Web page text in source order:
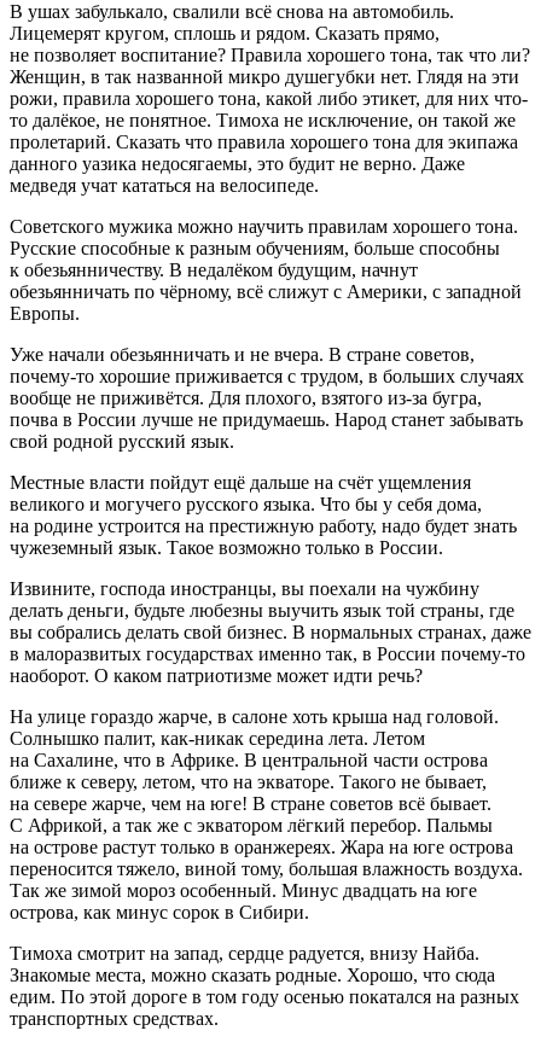
В ушах забулькало, свалили всё снова на автомобиль.
Лицемерят кругом, сплошь и рядом. Сказать прямо,
не позволяет воспитание? Правила хорошего тона, так что ли?
Женщин, в так названной микро душегубки нет. Глядя на эти
рожи, правила хорошего тона, какой либо этикет, для них что-
то далёкое, не понятное. Тимоха не исключение, он такой же
пролетарий. Сказать что правила хорошего тона для экипажа
данного уазика недосягаемы, это будит не верно. Даже
медведя учат кататься на велосипеде.
Советского мужика можно научить правилам хорошего тона.
Русские способные к разным обучениям, больше способны
к обезьянничеству. В недалёком будущим, начнут
обезьянничать по чёрному, всё слижут с Америки, с западной
Европы.
Уже начали обезьянничать и не вчера. В стране советов,
почему-то хорошие приживается с трудом, в больших случаях
вообще не приживётся. Для плохого, взятого из-за бугра,
почва в России лучше не придумаешь. Народ станет забывать
свой родной русский язык.
Местные власти пойдут ещё дальше на счёт ущемления
великого и могучего русского языка. Что бы у себя дома,
на родине устроится на престижную работу, надо будет знать
чужеземный язык. Такое возможно только в России.
Извините, господа иностранцы, вы поехали на чужбину
делать деньги, будьте любезны выучить язык той страны, где
вы собрались делать свой бизнес. В нормальных странах, даже
в малоразвитых государствах именно так, в России почему-то
наоборот. О каком патриотизме может идти речь?
На улице гораздо жарче, в салоне хоть крыша над головой.
Солнышко палит, как-никак середина лета. Летом
на Сахалине, что в Африке. В центральной части острова
ближе к северу, летом, что на экваторе. Такого не бывает,
на севере жарче, чем на юге! В стране советов всё бывает.
С Африкой, а так же с экватором лёгкий перебор. Пальмы
на острове растут только в оранжереях. Жара на юге острова
переносится тяжело, виной тому, большая влажность воздуха.
Так же зимой мороз особенный. Минус двадцать на юге
острова, как минус сорок в Сибири.
Тимоха смотрит на запад, сердце радуется, внизу Найба.
Знакомые места, можно сказать родные. Хорошо, что сюда
едим. По этой дороге в том году осенью покатался на разных
транспортных средствах.